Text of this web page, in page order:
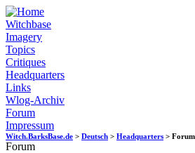
Witchbase
Imagery
Topics
Critiques
Headquarters
Links
Wlog-Archiv
Forum
Impressum
Witch.BarksBase.de > Deutsch > Headquarters > Forum
Forum